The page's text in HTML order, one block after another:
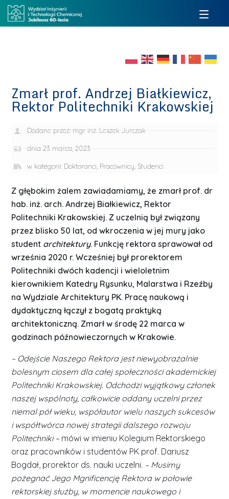
Zmarł prof. Andrzej Białkiewicz,
Rektor Politechniki Krakowskiej
Dodane przez: mgr inż. Leszek Jurczak
dnia 23 marca, 2023
w kategorii: Doktoranci, Pracownicy, Studenci
Z głębokim żalem zawiadamiamy, że zmarł prof. dr
hab. inż. arch. Andrzej Białkiewicz, Rektor
Politechniki Krakowskiej. Z uczelnią był związany
przez blisko 50 lat, od wkroczenia w jej mury jako
student architektury. Funkcję rektora sprawował od
września 2020 r. Wcześniej był prorektorem
Politechniki dwóch kadencji i wieloletnim
kierownikiem Katedry Rysunku, Malarstwa i Rzeźby
na Wydziale Architektury PK. Pracę naukową i
dydaktyczną łączył z bogatą praktyką
architektoniczną. Zmarł w środę 22 marca w
godzinach późnowieczornych w Krakowie.
– Odejście Naszego Rektora jest niewyobrażalnie
bolesnym ciosem dla całej społeczności akademickiej
Politechniki Krakowskiej. Odchodzi wyjątkowy członek
naszej wspólnoty, całkowicie oddany uczelni przez
niemal pół wieku, współautor wielu naszych sukcesów
i współtwórca nowej strategii dalszego rozwoju
Politechniki – mówi w imieniu Kolegium Rektorskiego
oraz pracowników i studentów PK prof. Dariusz
Bogdał, prorektor ds. nauki uczelni. – Musimy
pożegnać Jego Mgnificencję Rektora w połowie
rektorskiej służby, w momencie naukowego i